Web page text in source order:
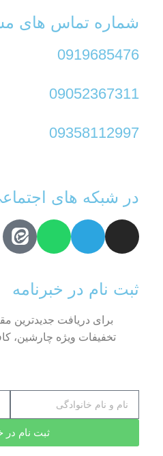
شماره تماس های
0919685476
09052367311
09358112997
در شبکه های
ثبت نام در خبرنامه
برای دریافت جدیدترین
تخفیفات ویژه چارشین،
ثبت نام در